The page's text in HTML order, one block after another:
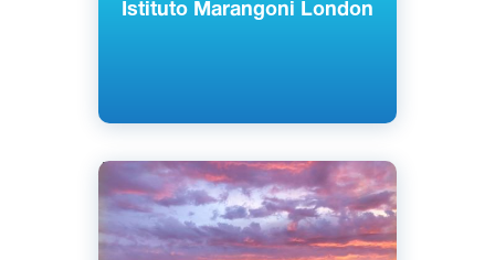
Istituto Marangoni London
Английский
Лафборо, Великобритания
Государственный